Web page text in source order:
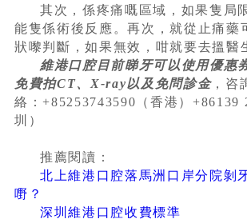
其次，係疼痛嘅區域，如果隻局
能隻係術後反應。再次，就從止痛藥
狀嚟判斷，如果無效，咁就要去搵醫
維港口腔目前睇牙可以使用優惠
免費拍CT、X-ray以及免問診金，咨
絡：+85253743590（香港）+86139
圳）
推薦閱讀：
北上維港口腔落馬洲口岸分院剝
嘢？
深圳維港口腔收費標準